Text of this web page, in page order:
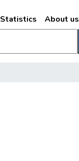
Statistics About us